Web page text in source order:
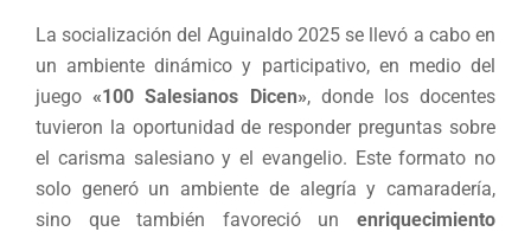
La socialización del Aguinaldo 2025 se llevó a cabo en
un ambiente dinámico y participativo, en medio del
juego«100 Salesianos Dicen», donde los docentes
tuvieron la oportunidad de responder preguntas sobre
el carisma salesiano y el evangelio. Este formato no
solo generó un ambiente de alegría y camaradería,
sino que también favoreció un enriquecimiento